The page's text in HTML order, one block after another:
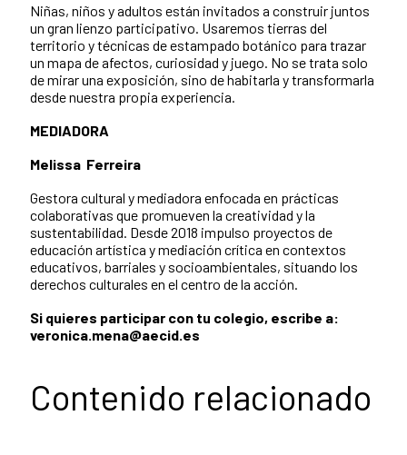
Niñas, niños y adultos están invitados a construir juntos
un gran lienzo participativo. Usaremos tierras del
territorio y técnicas de estampado botánico para trazar
un mapa de afectos, curiosidad y juego. No se trata solo
de mirar una exposición, sino de habitarla y transformarla
desde nuestra propia experiencia.
MEDIADORA
Melissa Ferreira
Gestora cultural y mediadora enfocada en prácticas
colaborativas que promueven la creatividad y la
sustentabilidad. Desde 2018 impulso proyectos de
educación artística y mediación crítica en contextos
educativos, barriales y socioambientales, situando los
derechos culturales en el centro de la acción.
Si quieres participar con tu colegio, escribe a:
veronica.mena@aecid.es
Contenido relacionado